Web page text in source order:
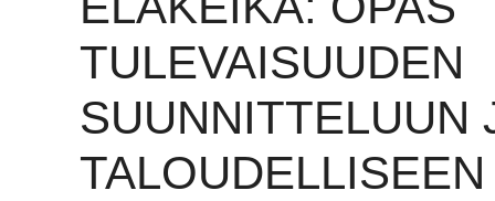
TULEVAISUUDEN
SUUNNITTELUUN
TALOUDELLISEEN